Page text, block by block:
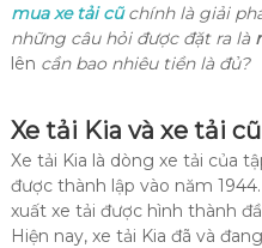
mua xe tải cũchính là giải
những câu hỏi được đặt ra là
lên cần bao nhiêu tiền là đủ?
Xe tải Kia và xe tải
Xe tải Kia là dòng xe tải của
được thành lập vào năm
xuất xe tải được hình thành
Hiện nay, xe tải Kia đã và